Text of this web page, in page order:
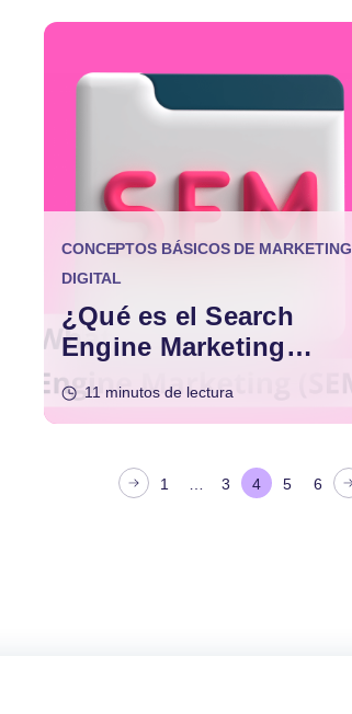
CONCEPTOS BÁSICOS DE MARKETING
DIGITAL
¿Qué es el Search
Engine Marketing
(SEM)?
11 minutos de lectura
1 3 4 5 6